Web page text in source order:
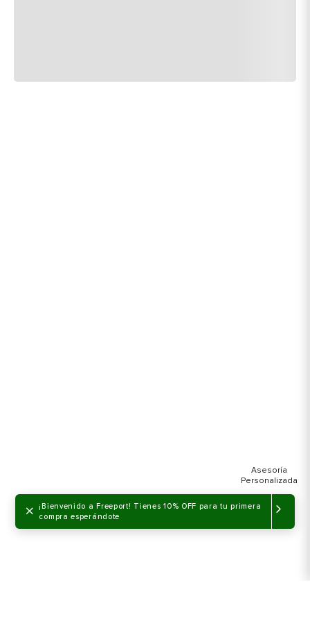
×
¡Bienvenido a Freeport! Tienes 10% OFF para tu primera
compra esperándote